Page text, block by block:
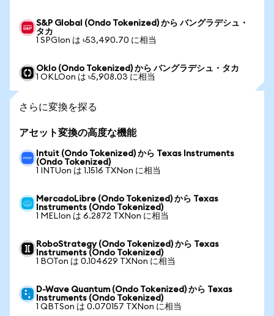
S&P Global (Ondo Tokenized) から バングラデシュ・
タカ
1 SPGIon は ৳53,490.70 に相当
Oklo (Ondo Tokenized) から バングラデシュ・タカ
1 OKLOon は ৳5,908.03 に相当
さらに変換を探る
アセット変換の高度な機能
Intuit (Ondo Tokenized) から Texas Instruments
(Ondo Tokenized)
1 INTUon は 1.1516 TXNon に相当
MercadoLibre (Ondo Tokenized) から Texas
Instruments (Ondo Tokenized)
1 MELIon は 6.2872 TXNon に相当
RoboStrategy (Ondo Tokenized) から Texas
Instruments (Ondo Tokenized)
1 BOTon は 0.104629 TXNon に相当
D-Wave Quantum (Ondo Tokenized) から Texas
Instruments (Ondo Tokenized)
1 QBTSon は 0.070157 TXNon に相当